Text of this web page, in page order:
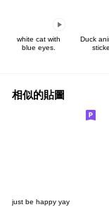
white cat with
blue eyes.
Duck
相似的貼圖
just be happy yay